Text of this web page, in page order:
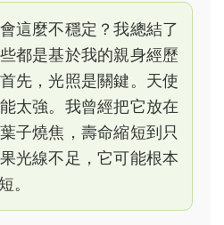
這麼不穩定？我總結了
都是基於我的親身經歷
先，光照是關鍵。天使
太強。我曾經把它放在
子燒焦，壽命縮短到只
光線不足，它可能根本
。